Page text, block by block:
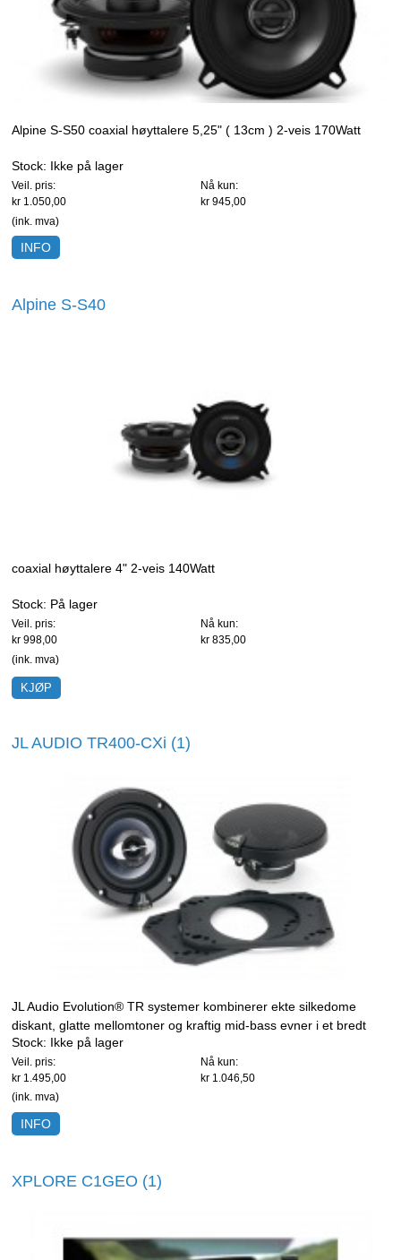
Alpine S-S50 coaxial høyttalere 5,25" ( 13cm ) 2-veis 170Watt
Stock: Ikke på lager
Veil. pris:
kr 1.050,00
Nå kun:
kr 945,00
(ink. mva)
INFO
Alpine S-S40
coaxial høyttalere 4" 2-veis 140Watt
Stock: På lager
Veil. pris:
kr 998,00
Nå kun:
kr 835,00
(ink. mva)
JL AUDIO TR400-CXi (1)
JL Audio Evolution® TR systemer kombinerer ekte silkedome
diskant, glatte mellomtoner og kraftig mid-bass evner i et bredt
utvalg av populære høyttaler størrelser. Produktene har en klar
dynamisk riktig lyd og overbevisende ytelse til en pris innenfor re
Stock: Ikke på lager
Veil. pris:
kr 1.495,00
Nå kun:
kr 1.046,50
(ink. mva)
INFO
XPLORE C1GEO (1)